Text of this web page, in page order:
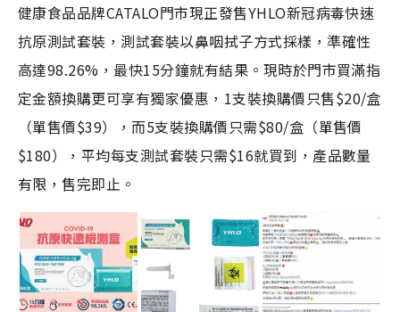
健康食品品牌CATALO門市現正發售YHLO新冠病毒快速
抗原測試套裝，測試套裝以鼻咽拭子方式採樣，準確性
高達98.26%，最快15分鐘就有結果。現時於門市買滿指
定金額換購更可享有獨家優惠，1支裝換購價只售$20/盒
（單售價$39），而5支裝換購價只需$80/盒（單售價
$180），平均每支測試套裝只需$16就買到，產品數量
有限，售完即止。